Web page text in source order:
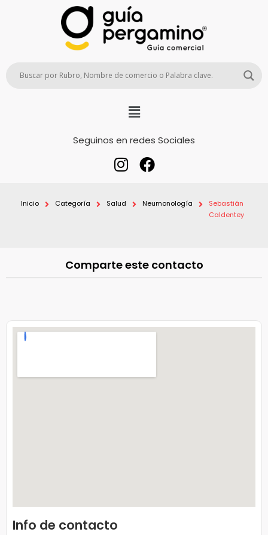
Seguinos en redes Sociales
Inicio Categoría Salud Neumonología
Sebastián
Caldentey
Comparte este contacto
Info de contacto